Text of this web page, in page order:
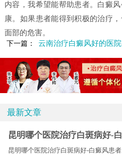
内容，我希望能帮助患者。白癜
康。如果患者能得到积极的治疗
面部的危害。
下一篇： 云南治疗白癜风好的医院-白
最新文章
昆明哪个医院治疗白斑病好-
昆明哪个医院治疗白斑病好-白癜风患